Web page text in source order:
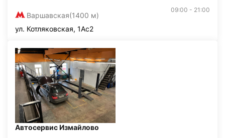
Варшавская(1400 м)
09:00 - 21:00
ул. Котляковская, 1Ас2
Автосервис Измайлово